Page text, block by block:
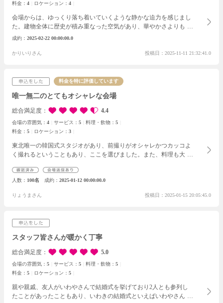
料金： 4 ロケーション： 4
会場からは、ゆっくり落ち着いていくような静かな迫力を感じまし
た。建物全体に歴史が積み重なった空気があり、華やかさよりも深
い安定感が先に伝わってくる感じでした。
抜かれていた点に信頼が高まりました。
成約 2025-02-22 00:00:00.0
かりいりさん 投稿日：2025-11-11 21:32:41.0
料金を特に評価しています
唯一無二のとてもオシャレな会場
総合満足度 4.4
会場の雰囲気： 4 サービス： 5 料理・飲物： 5
料金： 5 ロケーション： 3
東北唯一の韓国式スタジオがあり、前撮りがオシャレかつカッコよ
く撮れるということもあり、ここを選びました。また、料理も大変
人数 100名 成約 2025-01-12 00:00:00.0
りょうまさん 投稿日：2025-01-15 20:05:45.0
スタッフ皆さんが暖かく丁寧
総合満足度 5.0
会場の雰囲気： 5 サービス： 5 料理・飲物： 5
料金： 5 ロケーション： 5
親や親戚、友人がいわやさんで結婚式を挙げており2人とも参列し
たことがあったこともあり、いわきの結婚式といえばいわやさんと